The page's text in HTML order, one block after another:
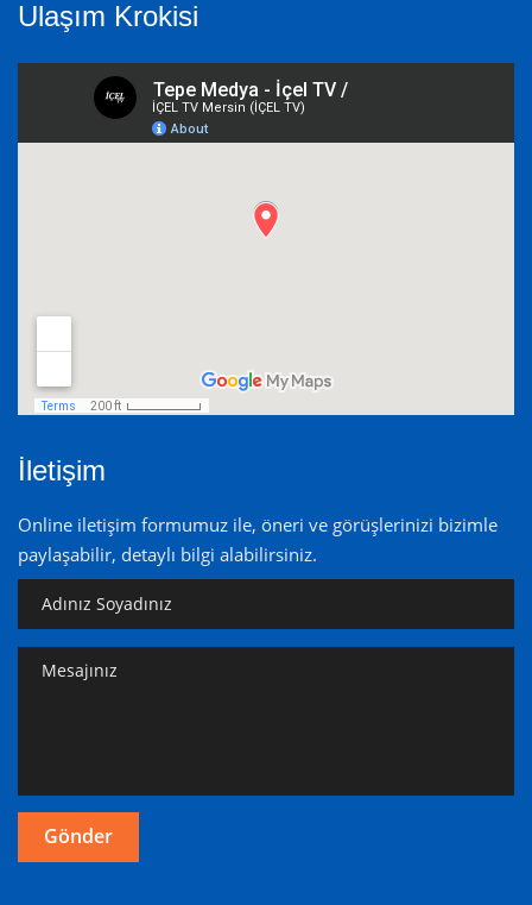
Ulaşım Krokisi
İletişim
Online iletişim formumuz ile, öneri ve görüşlerinizi bizimle
paylaşabilir, detaylı bilgi alabilirsiniz.